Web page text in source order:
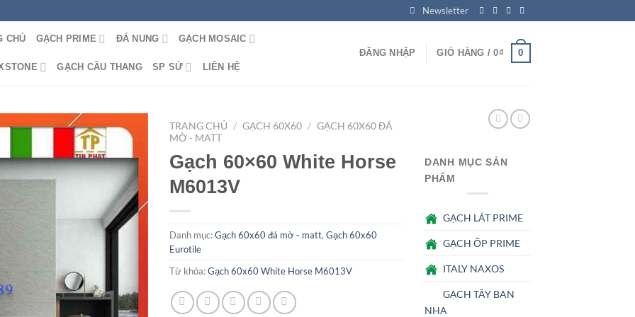
Newsletter
CHỦ GẠCH PRIME ĐÁ NUNG GẠCH MOSAIC
GẠCH CẦU THANG SP SỨ LIÊN HỆ
ĐĂNG NHẬP GIỎ HÀNG /0₫ 0
TRANG CHỦ / GẠCH 60X60 / GẠCH 60X60 ĐÁ
MỜ - MATT
Gạch 60×60 White Horse
M6013V
Danh mục:Gạch 60x60 đá mờ - matt, Gạch 60x60
Eurotile
Từ khóa:Gạch 60x60 White Horse M6013V
DANH MỤC SẢN
PHẨM
GẠCH LÁT PRIME
GẠCH ỐP PRIME
ITALY NAXOS
GẠCH TÂY BAN
NHA